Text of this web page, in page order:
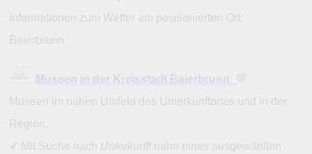
Informationen zum Wetter am positionierten Ort:
Baierbrunn
Museen in der Kreisstadt Baierbrunn
Museen im nahen Umfeld des Unterkunftortes und in der
Region.
✓ Mit Suche nach Unterkunft nahe eines ausgewählten